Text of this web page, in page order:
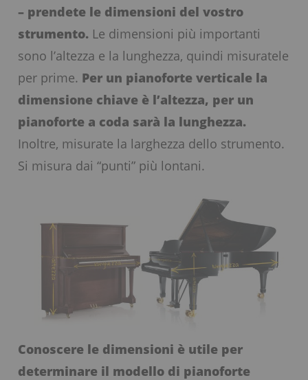
– prendete le dimensioni del vostro
strumento. Le dimensioni più importanti
sono l’altezza e la lunghezza, quindi misuratele
per prime. Per un pianoforte verticale la
dimensione chiave è l’altezza, per un
pianoforte a coda sarà la lunghezza.
Inoltre, misurate la larghezza dello strumento.
Si misura dai “punti” più lontani.
Conoscere le dimensioni è utile per
determinare il modello di pianoforte